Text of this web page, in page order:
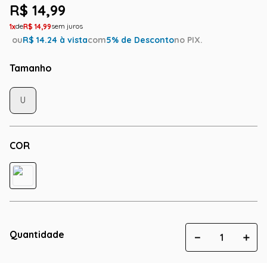
R$ 14,99
1 R$ 14,99
ouR$ 14.24 à vistacom5% de Descontono PIX.
Tamanho
COR
U
Quantidade ＋
－